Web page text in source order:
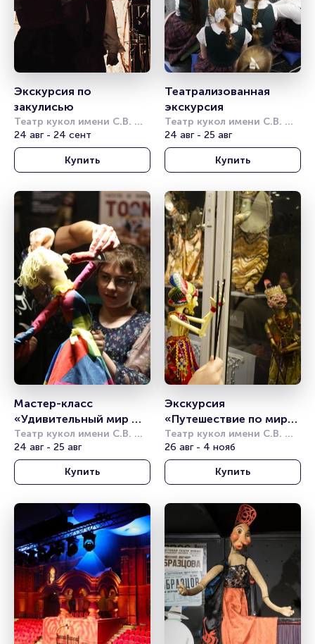
Экскурсия по
закулисью
Театр кукол имени С.В.
Образцова
24 авг - 24 сент
Купить
Театрализованная
экскурсия
Театр кукол имени С.В.
Образцова
24 авг - 25 авг
Купить
Мастер-класс
«Удивительный мир
театральной куклы»
Театр кукол имени С.В.
Образцова
24 авг - 25 авг
Купить
Экскурсия
«Путешествие по миру
с куклами»
Театр кукол имени С.В.
Образцова
26 авг - 4 нояб
Купить